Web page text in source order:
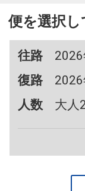
便を選択
往路
復路
人数
大人